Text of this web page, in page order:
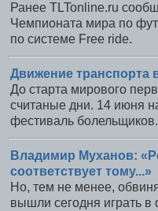
Ранее TLTonline.ru
Чемпионата мира по
по системе Free ride.
Движение транспорта
До старта мирового
считаные дни. 14 июня
фестиваль болельщиков.
Владимир Муханов:
соответствует тому...»
Но, тем не менее,
вышли сегодня играть